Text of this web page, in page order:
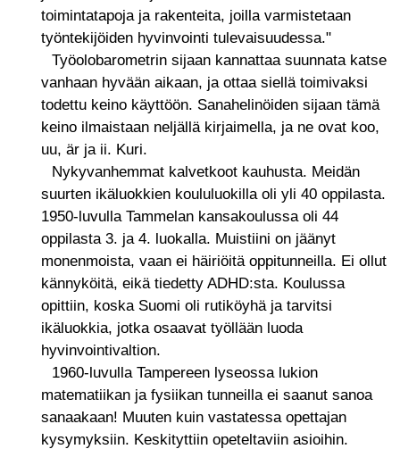
toimintatapoja ja rakenteita, joilla varmistetaan
työntekijöiden hyvinvointi tulevaisuudessa."
Työolobarometrin sijaan kannattaa suunnata katse
vanhaan hyvään aikaan, ja ottaa siellä toimivaksi
todettu keino käyttöön. Sanahelinöiden sijaan tämä
keino ilmaistaan neljällä kirjaimella, ja ne ovat koo,
uu, är ja ii. Kuri.
Nykyvanhemmat kalvetkoot kauhusta. Meidän
suurten ikäluokkien koululuokilla oli yli 40 oppilasta.
1950-luvulla Tammelan kansakoulussa oli 44
oppilasta 3. ja 4. luokalla. Muistiini on jäänyt
monenmoista, vaan ei häiriöitä oppitunneilla. Ei ollut
kännyköitä, eikä tiedetty ADHD:sta. Koulussa
opittiin, koska Suomi oli rutiköyhä ja tarvitsi
ikäluokkia, jotka osaavat työllään luoda
hyvinvointivaltion.
1960-luvulla Tampereen lyseossa lukion
matematiikan ja fysiikan tunneilla ei saanut sanoa
sanaakaan! Muuten kuin vastatessa opettajan
kysymyksiin. Keskityttiin opeteltaviin asioihin.